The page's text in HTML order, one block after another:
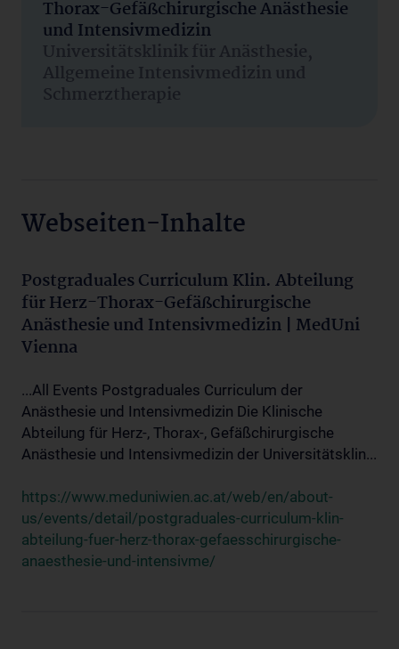
Thorax-Gefäßchirurgische Anästhesie
und Intensivmedizin
Universitätsklinik für Anästhesie,
Allgemeine Intensivmedizin und
Schmerztherapie
Webseiten-Inhalte
Postgraduales Curriculum Klin. Abteilung
für Herz-Thorax-Gefäßchirurgische
Anästhesie und Intensivmedizin | MedUni
Vienna
...All Events Postgraduales Curriculum der
Anästhesie und Intensivmedizin Die Klinische
Abteilung für Herz-, Thorax-, Gefäßchirurgische
Anästhesie und Intensivmedizin der Universitätsklin...
https://www.meduniwien.ac.at/web/en/about-
us/events/detail/postgraduales-curriculum-klin-
abteilung-fuer-herz-thorax-gefaesschirurgische-
anaesthesie-und-intensivme/